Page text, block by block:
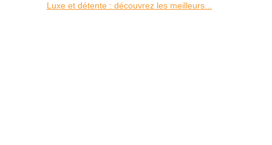
Luxe et détente : découvrez les meilleurs...